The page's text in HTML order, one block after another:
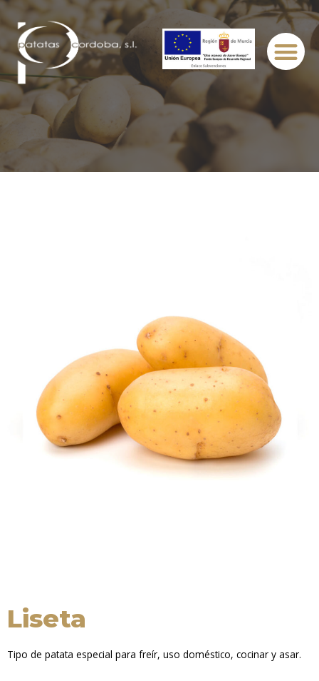
Liseta
Tipo de patata especial para freír, uso doméstico, cocinar y asar.